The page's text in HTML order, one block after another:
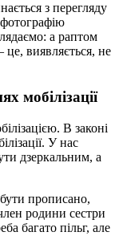
з перегляду
а раптом
виявляється, не
мобілізації
В законі
У нас
дзеркальним, а
прописано,
родини сестри
багато пільг, але